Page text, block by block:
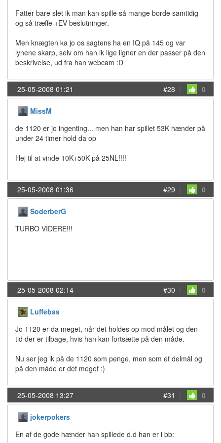
Fatter bare slet ik man kan spille så mange borde samtidig
og så træffe +EV beslutninger.
Men knægten ka jo os sagtens ha en IQ på 145 og var
lynene skarp, selv om han ik lige ligner en der passer på den
beskrivelse, ud fra han webcam :D
25-05-2008 01:21 #28 | 0
MissM
de 1120 er jo ingenting... men han har spillet 53K hænder på
under 24 timer hold da op
Hej til at vinde 10K+50K på 25NL!!!!
25-05-2008 01:36 #29 | 0
SoderberG
TURBO VIDERE!!!
25-05-2008 02:14 #30 | 0
Luffebas
Jo 1120 er da meget, når det holdes op mod målet og den
tid der er tilbage, hvis han kan fortsætte på den måde.
Nu ser jeg ik på de 1120 som penge, men som et delmål og
på den måde er det meget :)
25-05-2008 13:27 #31 | 0
jokerpokers
En af de gode hænder han spillede d.d han er i bb: